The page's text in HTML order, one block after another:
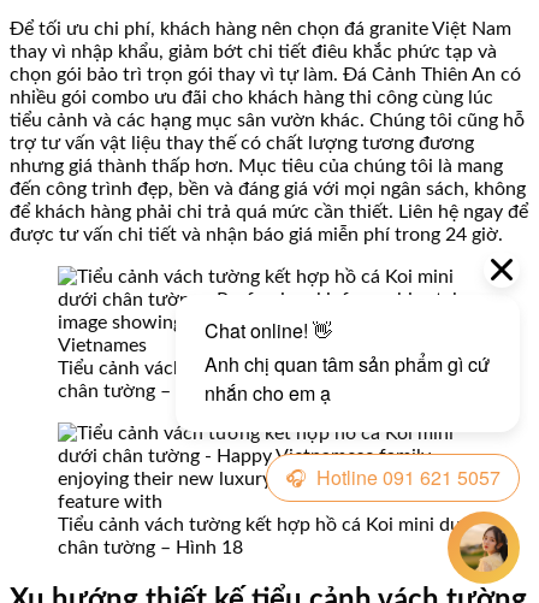
Để tối ưu chi phí, khách hàng nên chọn đá granite Việt Nam
thay vì nhập khẩu, giảm bớt chi tiết điêu khắc phức tạp và
chọn gói bảo trì trọn gói thay vì tự làm. Đá Cảnh Thiên An có
nhiều gói combo ưu đãi cho khách hàng thi công cùng lúc
tiểu cảnh và các hạng mục sân vườn khác. Chúng tôi cũng hỗ
trợ tư vấn vật liệu thay thế có chất lượng tương đương
nhưng giá thành thấp hơn. Mục tiêu của chúng tôi là mang
đến công trình đẹp, bền và đáng giá với mọi ngân sách, không
để khách hàng phải chi trả quá mức cần thiết. Liên hệ ngay để
được tư vấn chi tiết và nhận báo giá miễn phí trong 24 giờ.
Tiểu cảnh vách tường kết hợp hồ cá Koi mini dưới
chân tường – Hình 17
Tiểu cảnh vách tường kết hợp hồ cá Koi mini dưới
chân tường – Hình 18